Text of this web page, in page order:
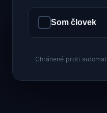
Som človek
Chránené proti